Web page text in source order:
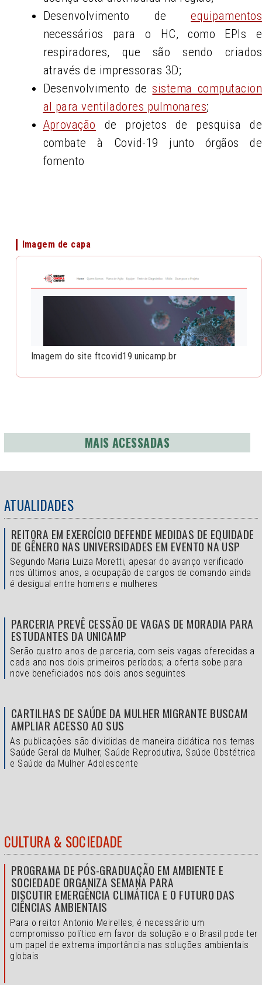
Desenvolvimento deequipamentos
necessários para o HC, como EPIs e
respiradores, que são sendo criados
através de impressoras 3D;
Desenvolvimento de sistema computacion
al para ventiladores pulmonares;
Aprovação de projetos de pesquisa de
combate à Covid-19 junto órgãos de
fomento
Imagem de capa
Imagem do site ftcovid19.unicamp.br
MAIS ACESSADAS
ATUALIDADES
REITORA EM EXERCÍCIO DEFENDE MEDIDAS DE EQUIDADE
DE GÊNERO NAS UNIVERSIDADES EM EVENTO NA USP
Segundo Maria Luiza Moretti, apesar do avanço verificado
nos últimos anos, a ocupação de cargos de comando ainda
é desigual entre homens e mulheres
PARCERIA PREVÊ CESSÃO DE VAGAS DE MORADIA PARA
ESTUDANTES DA UNICAMP
Serão quatro anos de parceria, com seis vagas oferecidas a
cada ano nos dois primeiros períodos; a oferta sobe para
nove beneficiados nos dois anos seguintes
CARTILHAS DE SAÚDE DA MULHER MIGRANTE BUSCAM
AMPLIAR ACESSO AO SUS
As publicações são divididas de maneira didática nos temas
Saúde Geral da Mulher, Saúde Reprodutiva, Saúde Obstétrica
e Saúde da Mulher Adolescente
CULTURA & SOCIEDADE
PROGRAMA DE PÓS-GRADUAÇÃO EM AMBIENTE E
SOCIEDADE ORGANIZA SEMANA PARA
DISCUTIR EMERGÊNCIA CLIMÁTICA E O FUTURO DAS
CIÊNCIAS AMBIENTAIS
Para o reitor Antonio Meirelles, é necessário um
compromisso político em favor da solução e o Brasil pode ter
um papel de extrema importância nas soluções ambientais
globais